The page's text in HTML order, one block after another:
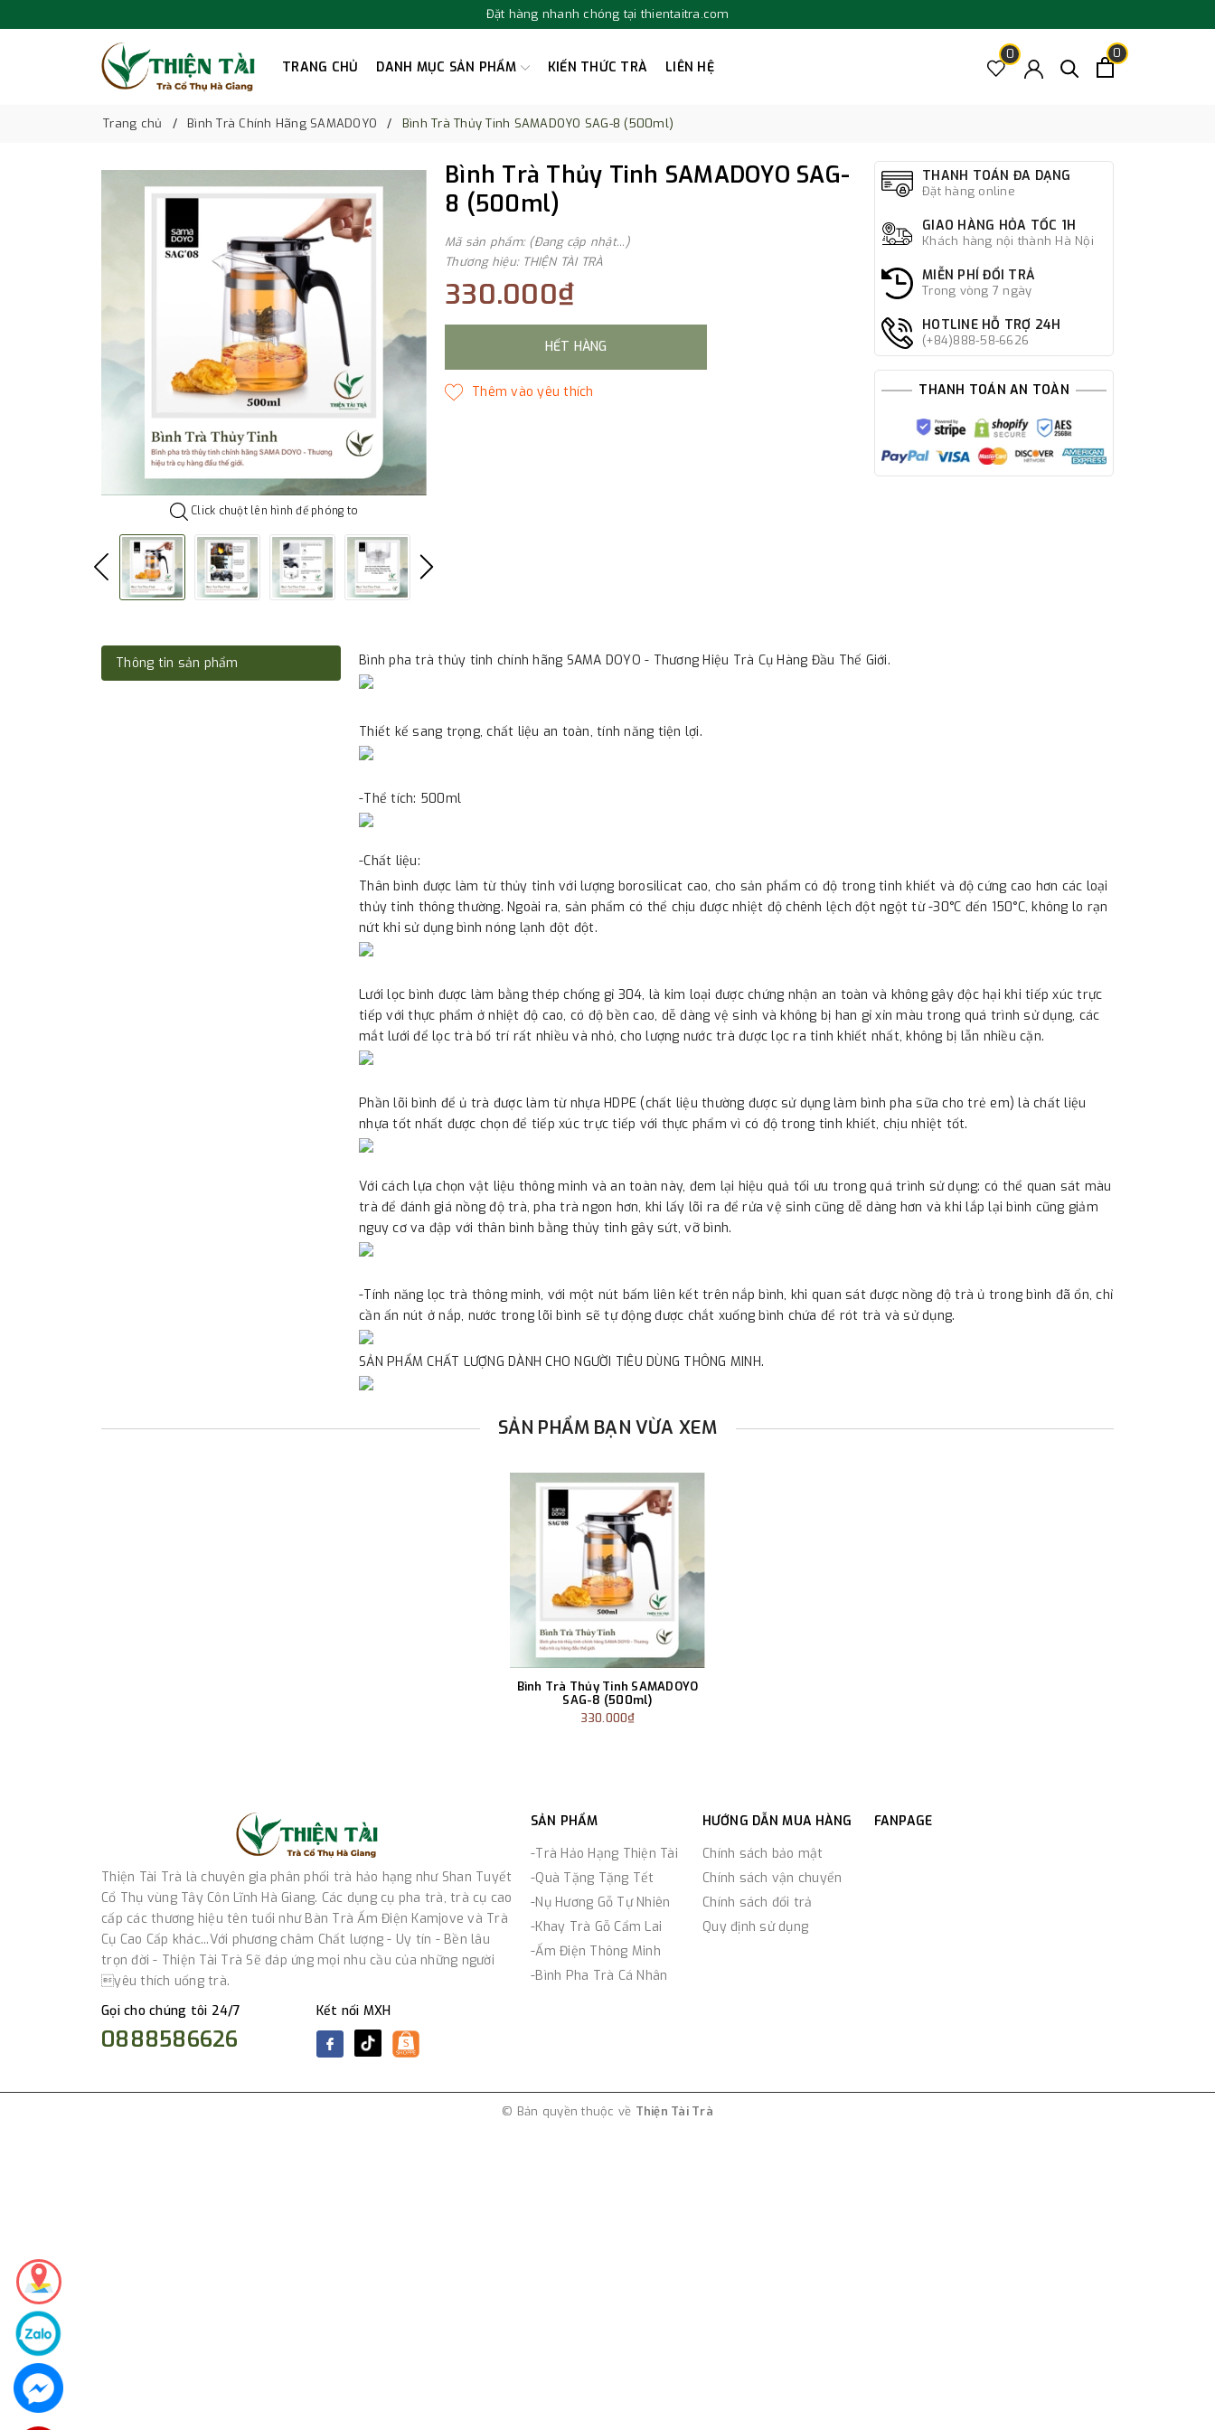
Đặt hàng nhanh chóng tại thientaitra.com
TRANG CHỦ DANH MỤC SẢN PHẨM KIẾN THỨC TRÀ LIÊN HỆ
0 0
Trang chủ Bình Trà Chính Hãng SAMADOYO Bình Trà Thủy Tinh SAMADOYO SAG-8 (500ml)
Click chuột lên hình để phóng to
Bình Trà Thủy Tinh SAMADOYO SAG-
8 (500ml)
Mã sản phẩm: (Đang cập nhật...)
Thương hiệu: THIỆN TÀI TRÀ
330.000₫
HẾT HÀNG
THANH TOÁN ĐA DẠNG
Đặt hàng online
GIAO HÀNG HỎA TỐC 1H
Khách hàng nội thành Hà Nội
MIỄN PHÍ ĐỔI TRẢ
Trong vòng 7 ngày
HOTLINE HỖ TRỢ 24H
(+84)888-58-6626
THANH TOÁN AN TOÀN
Thông tin sản phẩm Bình pha trà thủy tinh chính hãng SAMA DOYO - Thương Hiệu Trà Cụ Hàng Đầu Thế Giới.
Thiết kế sang trọng, chất liệu an toàn, tính năng tiện lợi.
-Thể tích: 500ml
-Chất liệu:
Thân bình được làm từ thủy tinh với lượng borosilicat cao, cho sản phẩm có độ trong tinh khiết và độ cứng cao hơn các loại
thủy tinh thông thường. Ngoài ra, sản phẩm có thể chịu được nhiệt độ chênh lệch đột ngột từ -30°C đến 150°C, không lo rạn
nứt khi sử dụng bình nóng lạnh đột đột.
Lưới lọc bình được làm bằng thép chống gỉ 304, là kim loại được chứng nhận an toàn và không gây độc hại khi tiếp xúc trực
tiếp với thực phẩm ở nhiệt độ cao, có độ bền cao, dễ dàng vệ sinh và không bị han gỉ xỉn màu trong quá trình sử dụng, các
mắt lưới để lọc trà bố trí rất nhiều và nhỏ, cho lượng nước trà được lọc ra tinh khiết nhất, không bị lẫn nhiều cặn.
Phần lõi bình để ủ trà được làm từ nhựa HDPE (chất liệu thường được sử dụng làm bình pha sữa cho trẻ em) là chất liệu
nhựa tốt nhất được chọn để tiếp xúc trực tiếp với thực phẩm vì có độ trong tinh khiết, chịu nhiệt tốt.
Với cách lựa chọn vật liệu thông minh và an toàn này, đem lại hiệu quả tối ưu trong quá trình sử dụng: có thể quan sát màu
trà để đánh giá nồng độ trà, pha trà ngon hơn, khi lấy lõi ra để rửa vệ sinh cũng dễ dàng hơn và khi lắp lại bình cũng giảm
nguy cơ va đập với thân bình bằng thủy tinh gây sứt, vỡ bình.
-Tính năng lọc trà thông minh, với một nút bấm liên kết trên nắp bình, khi quan sát được nồng độ trà ủ trong bình đã ổn, chỉ
cần ấn nút ở nắp, nước trong lõi bình sẽ tự động được chắt xuống bình chứa để rót trà và sử dụng.
SẢN PHẨM CHẤT LƯỢNG DÀNH CHO NGƯỜI TIÊU DÙNG THÔNG MINH.
SẢN PHẨM BẠN VỪA XEM
Bình Trà Thủy Tinh SAMADOYO
SAG-8 (500ml)
330.000₫
Thiện Tài Trà là chuyên gia phân phối trà hảo hạng như Shan Tuyết
Cổ Thụ vùng Tây Côn Lĩnh Hà Giang. Các dụng cụ pha trà, trà cụ cao
cấp các thương hiệu tên tuổi như Bàn Trà Ấm Điện Kamjove và Trà
Cụ Cao Cấp khác...Với phương châm Chất lượng - Uy tín - Bền lâu
trọn đời - Thiện Tài Trà Sẽ đáp ứng mọi nhu cầu của những người
yêu thích uống trà.
Gọi cho chúng tôi 24/7
0888586626
Kết nối MXH
SẢN PHẨM
-Trà Hảo Hạng Thiện Tài
-Quà Tặng Tặng Tết
-Nụ Hương Gỗ Tự Nhiên
-Khay Trà Gỗ Cẩm Lai
-Ấm Điện Thông Minh
-Bình Pha Trà Cá Nhân
HƯỚNG DẪN MUA HÀNG
Chính sách bảo mật
Chính sách vận chuyển
Chính sách đổi trả
Quy định sử dụng
FANPAGE
© Bản quyền thuộc về Thiện Tài Trà